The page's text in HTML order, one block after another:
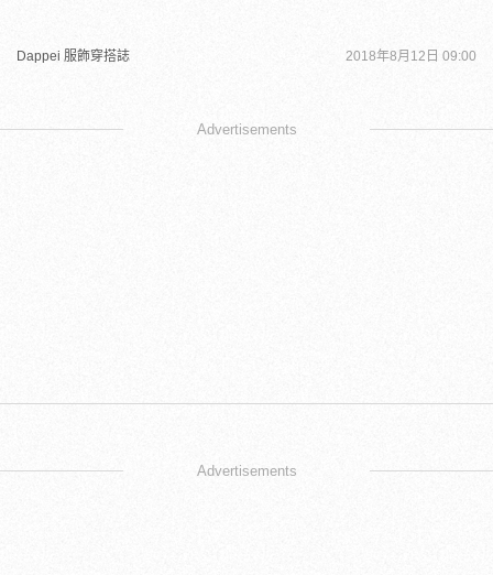
Dappei 服飾穿搭誌 2018年8月12日 09:00
Advertisements
Advertisements